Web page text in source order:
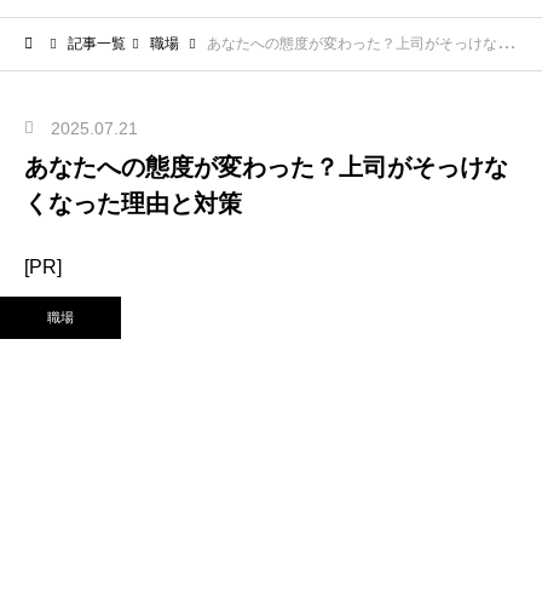
記事一覧 職場 あなたへの態度が変わった？上司がそっけなくなった理由と対策
2025.07.21
あなたへの態度が変わった？上司がそっけな
くなった理由と対策
[PR]
職場